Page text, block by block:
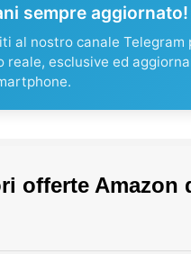
sempre aggiornato!
al nostro canale
reale, esclusive ed